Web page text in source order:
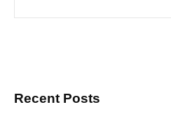
Recent Posts